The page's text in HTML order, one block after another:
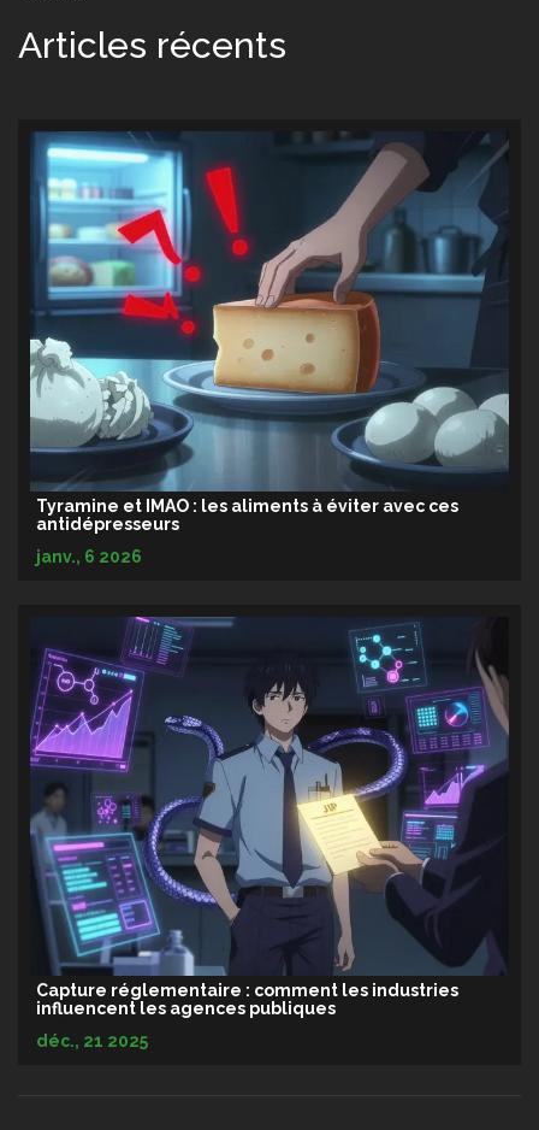
Articles récents
Tyramine et IMAO : les aliments à éviter avec ces
antidépresseurs
janv., 6 2026
Capture réglementaire : comment les industries
influencent les agences publiques
déc., 21 2025